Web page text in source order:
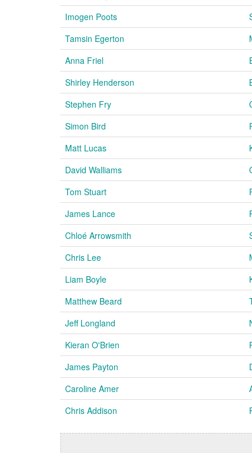
Imogen Poots
Tamsin Egerton
Anna Friel
Shirley Henderson
Stephen Fry
Simon Bird
Matt Lucas
David Walliams
Tom Stuart
James Lance
Chloé Arrowsmith
Chris Lee
Liam Boyle
Matthew Beard
Jeff Longland
Kieran O'Brien
James Payton
Caroline Amer
Chris Addison